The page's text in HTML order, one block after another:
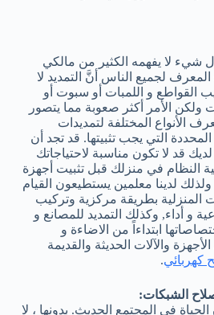
شيء لا يفهمه الكثير من مالكي
لجميع الناس أنَّ التمديد لا
القواطع و اللمبات أو سبوت أو
الأمر أكثر صعوبة مما يتصور
الأنواع المختلفة لتمديدات
التي يجب تثبيتها. قد تجد أن
قد لا تكون مناسبة لاحتياجاتك
النظام في منزلك قبل تثبيت أجهزة
ولذلك لدينا معلمين يستطيعون القيام
المنزلية بطريقة مركزية وتركيب
و أداء, وكذلك التمديد للمصانع و
ابتداءاً من الاضاءة و
والآلات الحديثة والقديمة
كهربائي.
الشبكات:
في المجتمع الحديث. بدونها ، لا